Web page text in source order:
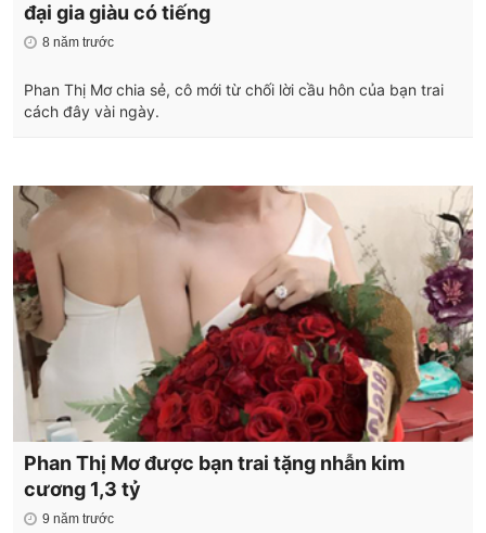
đại gia giàu có tiếng
8 năm trước
Phan Thị Mơ chia sẻ, cô mới từ chối lời cầu hôn của bạn trai
cách đây vài ngày.
Phan Thị Mơ được bạn trai tặng nhẫn kim
cương 1,3 tỷ
9 năm trước